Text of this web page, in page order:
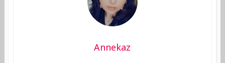
Annekaz